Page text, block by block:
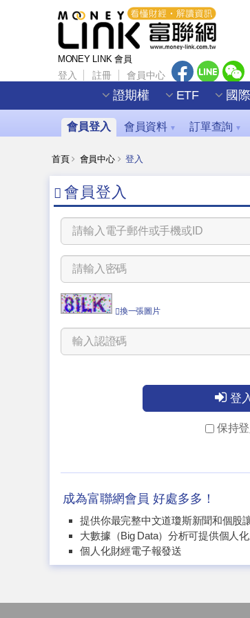
MONEY LINK 會員
登入 註冊 會員中心
證期權 ETF 國際
會員登入 會員資料 ▼ 訂單查詢 ▼
首頁 會員中心 登入
會員登入
換一張圖片
登入
保持
成為富聯網會員 好處多多！
提供你最完整中文道瓊斯新聞和個股
大數據（Big Data）分析可提供個人
個人化財經電子報發送